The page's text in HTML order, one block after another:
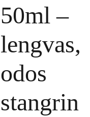
50ml –
lengvas,
odos
stangrin